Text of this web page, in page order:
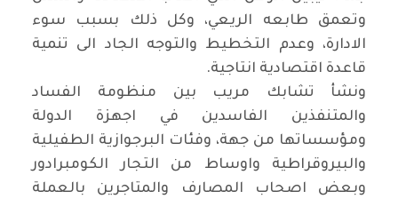
وتعمق طابعه الريعي، وكل ذلك بسبب سوء
الادارة، وعدم التخطيط والتوجه الجاد الى تنمية
قاعدة اقتصادية انتاجية.
ونشأ تشابك مريب بين منظومة الفساد
والمتنفذين الفاسدين في اجهزة الدولة
ومؤسساتها من جهة، وفئات البرجوازية الطفيلية
والبيروقراطية واوساط من التجار الكومبرادور
وبعض اصحاب المصارف والمتاجرين بالعملة